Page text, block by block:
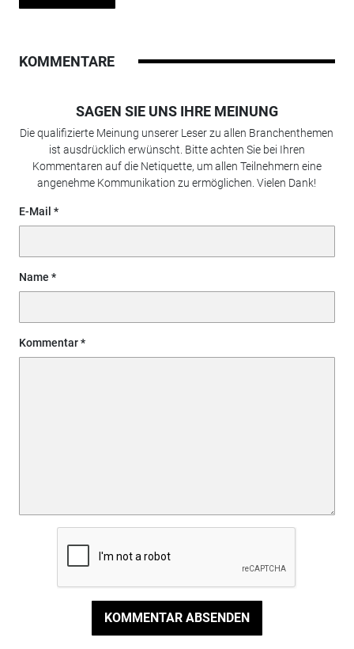
KOMMENTARE
SAGEN SIE UNS IHRE MEINUNG
Die qualifizierte Meinung unserer Leser zu allen Branchenthemen
ist ausdrücklich erwünscht. Bitte achten Sie bei Ihren
Kommentaren auf die Netiquette, um allen Teilnehmern eine
angenehme Kommunikation zu ermöglichen. Vielen Dank!
E-Mail
Name
Kommentar
KOMMENTAR ABSENDEN